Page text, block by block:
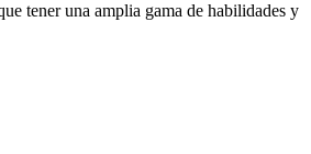
tener una amplia gama de habilidades y